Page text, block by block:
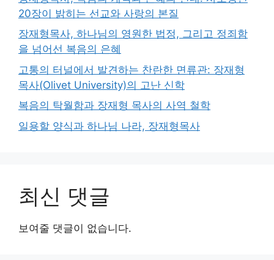
20장이 밝히는 선교와 사랑의 본질
장재형목사, 하나님의 영원한 법정, 그리고 정죄함
을 넘어선 복음의 은혜
고통의 터널에서 발견하는 찬란한 면류관: 장재형
목사(Olivet University)의 고난 신학
복음의 탁월함과 장재형 목사의 사역 철학
일용할 양식과 하나님 나라, 장재형목사
최신 댓글
보여줄 댓글이 없습니다.